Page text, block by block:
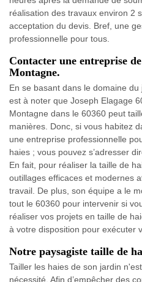
réalisation des travaux environ 2
acceptation du devis. Bref, une
professionnelle pour tous.
Contacter une entreprise
Montagne.
En se basant dans le domaine
est à noter que Joseph Elagage
Montagne dans le 60360 peut
manières. Donc, si vous habitez
une entreprise professionnelle
haies ; vous pouvez s’adresser
En fait, pour réaliser la taille de
outillages efficaces et modernes
travail. De plus, son équipe a le
tout le 60360 pour intervenir si
réaliser vos projets en taille de
à votre disposition pour exécuter
Notre paysagiste taille de
Tailler les haies de son jardin
nécessité. Afin d’empêcher des